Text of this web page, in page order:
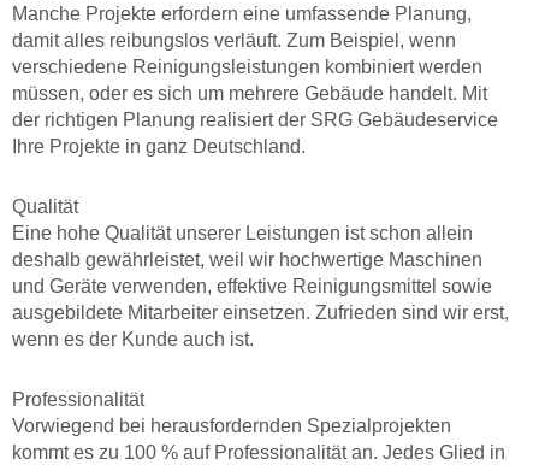
Manche Projekte erfordern eine umfassende Planung,
damit alles reibungslos verläuft. Zum Beispiel, wenn
verschiedene Reinigungsleistungen kombiniert werden
müssen, oder es sich um mehrere Gebäude handelt. Mit
der richtigen Planung realisiert der SRG Gebäudeservice
Ihre Projekte in ganz Deutschland.
Qualität
Eine hohe Qualität unserer Leistungen ist schon allein
deshalb gewährleistet, weil wir hochwertige Maschinen
und Geräte verwenden, effektive Reinigungsmittel sowie
ausgebildete Mitarbeiter einsetzen. Zufrieden sind wir erst,
wenn es der Kunde auch ist.
Professionalität
Vorwiegend bei herausfordernden Spezialprojekten
kommt es zu 100 % auf Professionalität an. Jedes Glied in